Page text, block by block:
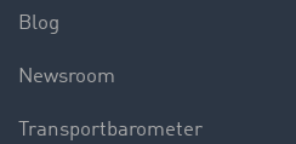
Blog
Newsroom
Transportbarometer